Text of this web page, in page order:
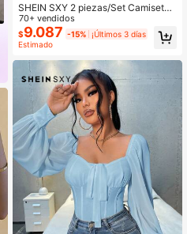
SHEIN SXY 2 piezas/Set Camiseta
de manga larga con cuello ancho y
ajuste ceñido, sexy
70+ vendidos
$9.087 -15% ¡Últimos 3 días
Estimado